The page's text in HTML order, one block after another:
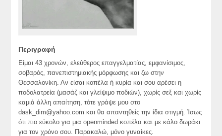
Περιγραφή
Είμαι 43 χρονών, ελεύθερος επαγγελματίας, εμφανίσιμος,
σοβαρός, πανεπιστημιακής μόρφωσης και ζω στην
Θεσσαλονίκη. Αν είσαι κοπέλα ή κυρία και σου αρέσει η
ποδολατρεία (μασάζ και γλείψιμο ποδιών), χωρίς σεξ και χωρίς
καμιά άλλη απαίτηση, τότε γράψε μου στο
dask_dim@yahoo.com και θα απαντηθείς την ίδια στιγμή. Ίσως
ότι πιο εύκολο για μια openminded κοπέλα και με κάλο δωράκι
για τον χρόνο σου. Παρακαλώ, μόνο γυναίκες.